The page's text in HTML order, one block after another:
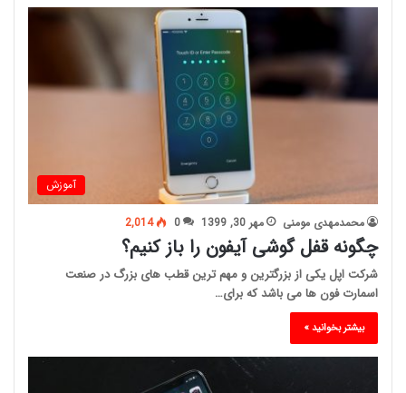
آموزش
محمدمهدی مومنی مهر 30, 1399 0
2,014
چگونه قفل گوشی آیفون را باز کنیم؟
شرکت اپل یکی از بزرگترین و مهم ترین قطب های بزرگ در صنعت
اسمارت فون ها می باشد که برای…
بیشتر بخوانید »